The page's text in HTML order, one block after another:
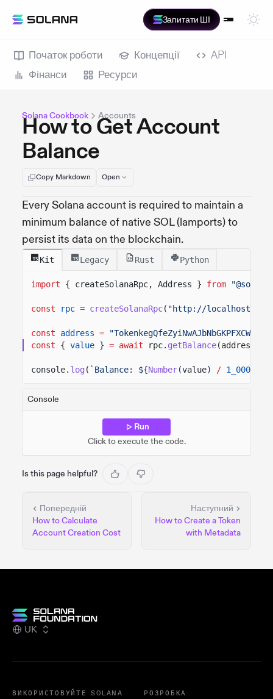
Запитати ШІ
Початок роботи Концепції
API
Фінанси
Ресурси
Solana Cookbook Accounts
How to Get Account
Balance
Copy Markdown Open
Every Solana account is required to maintain a
minimum balance of native SOL (lamports) to
persist its data on the blockchain.
Kit Legacy Rust Python
import { createSolanaRpc, Address } from
const rpc = createSolanaRpc( "http://
const address =
const
{ value } = await rpc. getBalance(address).
console. log ( `Balance: ${Number(value) /
Console
Run
Click to execute the code.
Is this page helpful?
Попередній
How to Calculate
Account Creation Cost
Наступний
How to Create a Token
with Metadata
UK
ВИКОРИСТОВУЙТЕ SOLANA РОЗРОБКА